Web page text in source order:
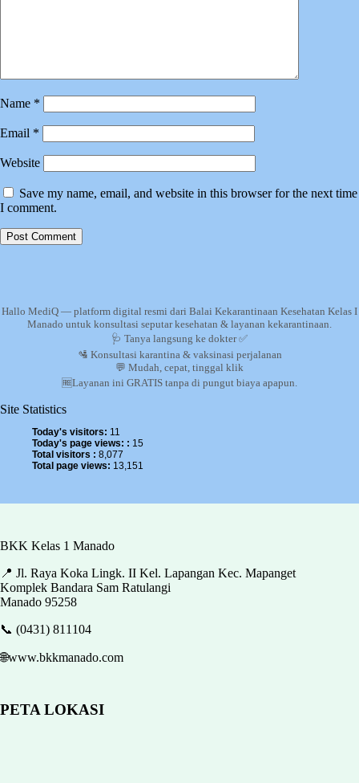
Name *
Email *
Website
Save my name, email, and website in this browser for the next time
I comment.
Hallo MediQ — platform digital resmi dari Balai Kekarantinaan Kesehatan Kelas I
Manado untuk konsultasi seputar kesehatan & layanan kekarantinaan.
🩺 Tanya langsung ke dokter ✅
🛂 Konsultasi karantina & vaksinasi perjalanan
💬 Mudah, cepat, tinggal klik
🆓Layanan ini GRATIS tanpa di pungut biaya apapun.
Site Statistics
Today's visitors: 11
Today's page views: : 15
Total visitors : 8,077
Total page views: 13,151
BKK Kelas 1 Manado
📍 Jl. Raya Koka Lingk. II Kel. Lapangan Kec. Mapanget
Komplek Bandara Sam Ratulangi
Manado 95258
📞 (0431) 811104
🌐www.bkkmanado.com
PETA LOKASI